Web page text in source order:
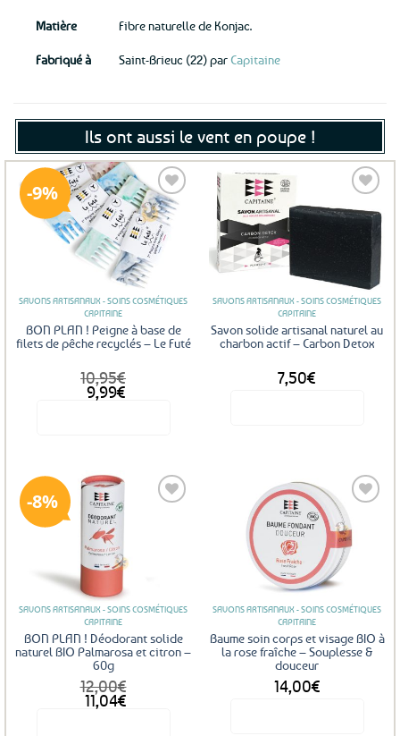
Matière Fibre naturelle de Konjac.
Fabriqué à Saint-Brieuc (22) par Capitaine
Ils ont aussi le vent en poupe !
9%
Ajouter
aux
SAVONS ARTISANAUX - SOINS COSMÉTIQUES
CAPITAINE
BON PLAN ! Peigne à base de
filets de pêche recyclés – Le Futé
10,95€
Le
prix
9,99€
Le
prix
Ajouter
favoris
SAVONS ARTISANAUX - SOINS COSMÉTIQUES
CAPITAINE
Savon solide artisanal naturel au
charbon actif – Carbon Detox
7,50€
8%
SAVONS ARTISANAUX - SOINS COSMÉTIQUES
CAPITAINE
BON PLAN ! Déodorant solide
naturel BIO Palmarosa et citron –
60g
12,00€
Le
prix
11,04€
Le
prix
Ajouter
SAVONS ARTISANAUX - SOINS COSMÉTIQUES
CAPITAINE
Baume soin corps et visage BIO à
la rose fraîche – Souplesse &
douceur
14,00€